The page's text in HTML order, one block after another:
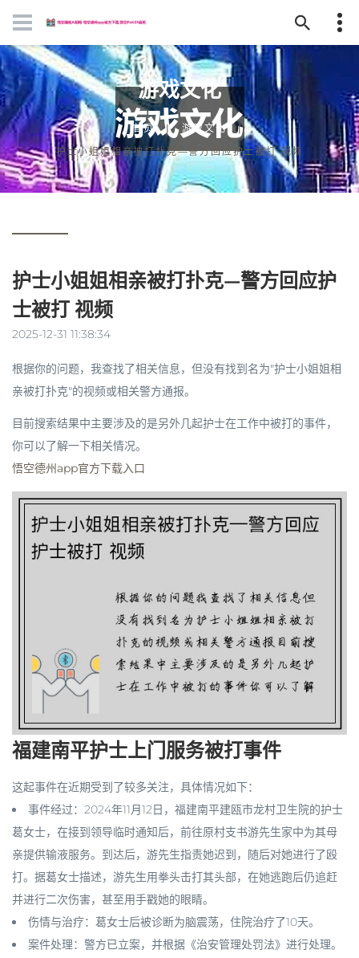
游戏文化
首页
游戏文化
护士小姐姐相亲被打扑克—警方回应护士被打 视频
护士小姐姐相亲被打扑克—警方回应护
士被打 视频
2025-12-31 11:38:34
根据你的问题，我查找了相关信息，但没有找到名为"护士小姐姐相
亲被打扑克"的视频或相关警方通报。
目前搜索结果中主要涉及的是另外几起护士在工作中被打的事件，
你可以了解一下相关情况。
悟空德州app官方下载入口
福建南平护士上门服务被打事件
这起事件在近期受到了较多关注，具体情况如下：
事件经过：2024年11月12日，福建南平建瓯市龙村卫生院的护士
葛女士，在接到领导临时通知后，前往原村支书游先生家中为其母
亲提供输液服务。到达后，游先生指责她迟到，随后对她进行了殴
打。据葛女士描述，游先生用拳头击打其头部，在她逃跑后仍追赶
并进行二次伤害，甚至用手戳她的眼睛。
伤情与治疗：葛女士后被诊断为脑震荡，住院治疗了10天。
案件处理：警方已立案，并根据《治安管理处罚法》进行处理。